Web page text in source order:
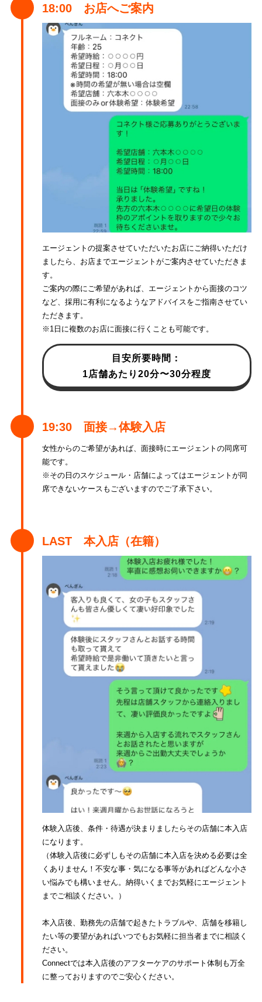
18:00 お店へご案内
エージェントの提案させていただいたお店にご納得いただけ
ましたら、お店までエージェントがご案内させていただきま
す。
ご案内の際にご希望があれば、エージェントから面接のコツ
など、採用に有利になるようなアドバイスをご指南させてい
ただきます。
※1日に複数のお店に面接に行くことも可能です。
目安所要時間：
1店舗あたり20分〜30分程度
19:30 面接→体験入店
女性からのご希望があれば、面接時にエージェントの同席可
能です。
※その日のスケジュール・店舗によってはエージェントが同
席できないケースもございますのでご了承下さい。
LAST 本入店（在籍）
体験入店後、条件・待遇が決まりましたらその店舗に本入店
になります。
（体験入店後に必ずしもその店舗に本入店を決める必要は全
くありません！不安な事・気になる事等があればどんな小さ
い悩みでも構いません。納得いくまでお気軽にエージェント
までご相談ください。）
本入店後、勤務先の店舗で起きたトラブルや、店舗を移籍し
たい等の要望があればいつでもお気軽に担当者までに相談く
ださい。
Connectでは本入店後のアフターケアのサポート体制も万全
に整っておりますのでご安心ください。